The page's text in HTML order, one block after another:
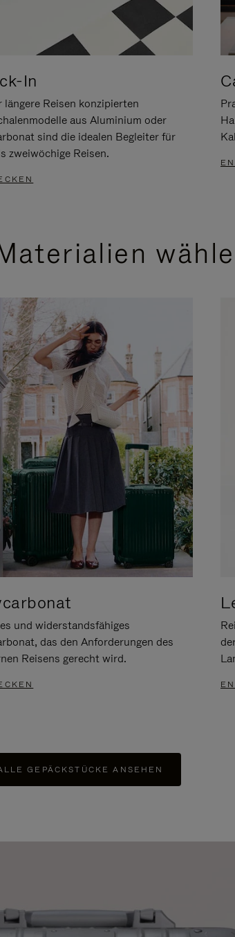
In
längere Reisen konzipierten
aus Aluminium oder
sind die idealen Begleiter für
zweiwöchige Reisen.
und widerstandsfähiges
das den Anforderungen des
Reisens gerecht wird.
GEPÄCKSTÜCKE ANSEHEN